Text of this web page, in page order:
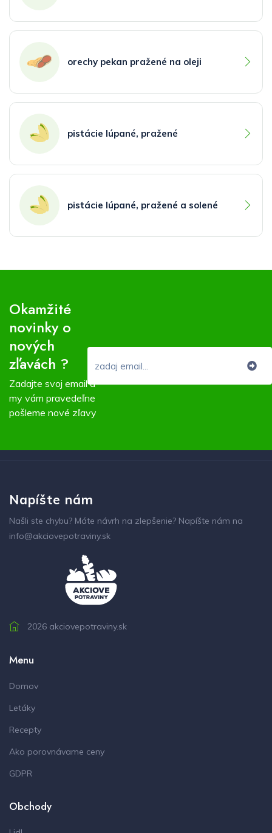
orechy pekan pražené na oleji
pistácie lúpané, pražené
pistácie lúpané, pražené a solené
Okamžité
novinky o
nových
zľavách ?
Zadajte svoj email a
my vám pravedeľne
pošleme nové zľavy
Napíšte nám
Našli ste chybu? Máte návrh na zlepšenie? Napíšte nám na
info@akciovepotraviny.sk
2026 akciovepotraviny.sk
Menu
Domov
Letáky
Recepty
Ako porovnávame ceny
GDPR
Obchody